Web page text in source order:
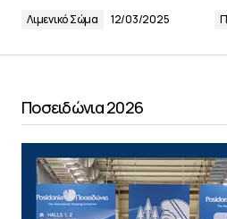
Λιμενικό Σώμα 12/03/2025
Ποσειδώνια 2026